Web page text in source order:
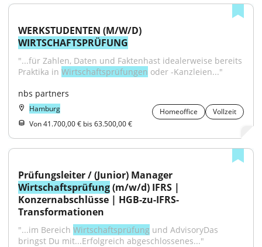
WIRTSCHAFTSPRÜFUNG
"...für Zahlen, Daten und Faktenhast idealerweise bereits
Praktika in Wirtschaftsprüfungen oder -Kanzleien..."
nbs partners
Hamburg Homeoffice
Vollzeit
Von 41.700,00 € bis 63.500,00 €
Wirtschaftsprüfung (m/w/d) IFRS |
Konzernabschlüsse | HGB-zu-IFRS-
Transformationen
"...im Bereich Wirtschaftsprüfung und AdvisoryDas
bringst Du mit...Erfolgreich abgeschlossenes..."